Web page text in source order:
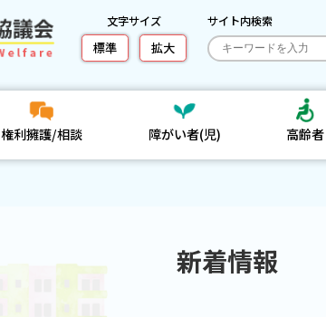
文字サイズ
標準 拡大
サイト内検索
権利擁護/相談 障がい者(児) 高齢者
新着情報